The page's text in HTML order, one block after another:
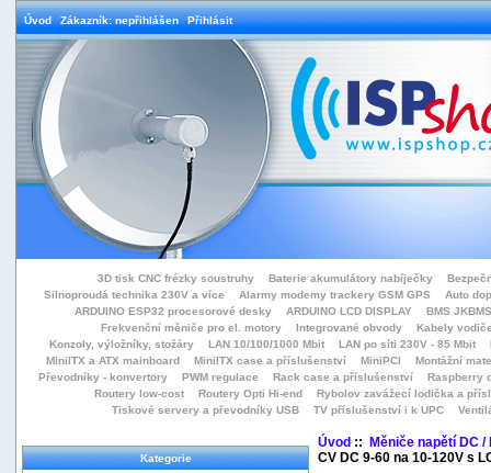
Úvod Zákazník: nepřihlášen Přihlásit
3D tisk CNC frézky soustruhy Baterie akumulátory nabíječky
Silnoproudá technika 230V a více
Alarmy modemy trackery GSM GPS
Auto
ARDUINO ESP32 procesorové desky
ARDUINO LCD DISPLAY
BMS
Frekvenční měniče pro el. motory
Integrované obvody
Kabely
Konzoly, výložníky, stožáry
LAN 10/100/1000 Mbit LAN po síti 230V - 85 Mbit
MiniITX a ATX mainboard
MiniITX case a příslušenství MiniPCI
Montážní
Převodníky - konvertory
PWM regulace Rack case a příslušenství
Raspberry
Routery low-cost
Routery Opti Hi-end
Rybolov zavážecí lodička a přísl
Tiskové servery a převodníky USB
TV příslušenství i k UPC
Kategorie
Úvod:: Měniče napětí DC /
CV DC 9-60 na 10-120V s